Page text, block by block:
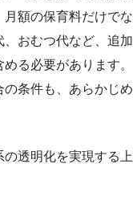
額の保育料だけでな
、おむつ代など、追加
る必要があります。
の条件も、あらかじめ
透明化を実現する上